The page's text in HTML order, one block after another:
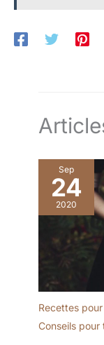
Sep
24
2020
Recettes
Conseils pour